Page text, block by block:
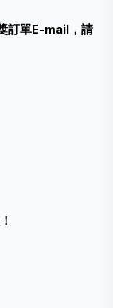
訂單E-mail，請